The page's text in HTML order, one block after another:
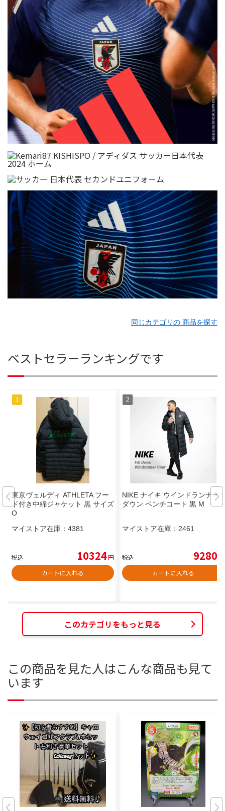
同じカテゴリの 商品を探す
ベストセラーランキングです
東京ヴェルディ ATHLETA フー
ド付き中綿ジャケット 黒 サイズ
O
マイストア在庫： 4381
税込 10324円
カートに入れる
NIKE ナイキ ウインドランナー
ダウン ベンチコート 黒 M
マイストア在庫： 2461
税込 9280
カートに入れる
このカテゴリをもっと見る
この商品を見た人はこんな商品も見て
います